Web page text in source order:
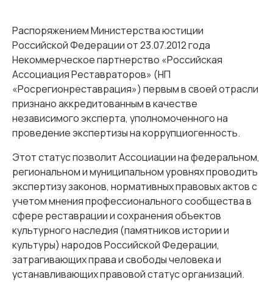
Распоряжением Министерства юстиции
Российской Федерации от 23.07.2012 года
Некоммерческое партнерство «Российская
Ассоциация Реставраторов» (НП
«Росрегионреставрация») первым в своей отрасли
признано аккредитованным в качестве
независимого эксперта, уполномоченного на
проведение экспертизы на коррупциогенность.
Этот статус позволит Ассоциации на федеральном,
региональном и муниципальном уровнях проводить
экспертизу законов, нормативных правовых актов с
учетом мнения профессионального сообщества в
сфере реставрации и сохранения объектов
культурного наследия (памятников истории и
культуры) народов Российской Федерации,
затрагивающих права и свободы человека и
устанавливающих правовой статус организаций.